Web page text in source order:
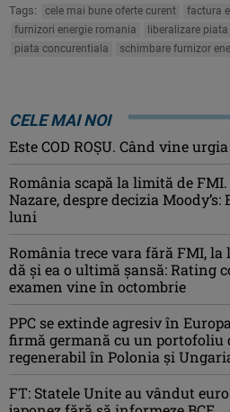
Tags: cele mai bune oferte curent
factura
furnizori energie romania
liberalizare piata
piata concurentiala
schimbare furnizor
CELE MAI NOI
Este COD ROŞU. Când vine
România scapă la limită de
Nazare, despre decizia Moody’s:
luni
România trece vara fără FMI, la
dă și ea o ultimă șansă: Rating
examen vine în octombrie
PPC se extinde agresiv în
firmă germană cu un portofoliu
regenerabil în Polonia și
FT: Statele Unite au vândut